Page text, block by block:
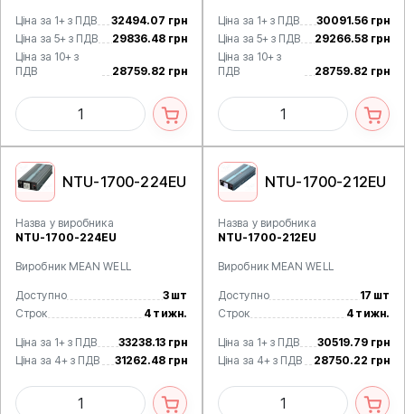
Ціна за 1+ з ПДВ
32494.07 грн
Ціна за 5+ з ПДВ
29836.48 грн
Ціна за 10+ з
ПДВ
28759.82 грн
Ціна за 1+ з ПДВ
30091.56 грн
Ціна за 5+ з ПДВ
29266.58 грн
Ціна за 10+ з
ПДВ
28759.82 грн
NTU-1700-224EU
Назва у виробника
NTU-1700-224EU
Виробник MEAN WELL
Доступно
3 шт
Строк
4 тижн.
Ціна за 1+ з ПДВ
33238.13 грн
Ціна за 4+ з ПДВ
31262.48 грн
NTU-1700-212EU
Назва у виробника
NTU-1700-212EU
Виробник MEAN WELL
Доступно
17 шт
Строк
4 тижн.
Ціна за 1+ з ПДВ
30519.79 грн
Ціна за 4+ з ПДВ
28750.22 грн